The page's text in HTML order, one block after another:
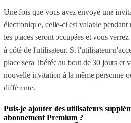
Une fois que vous avez envoyé une
électronique, celle-ci est valable pendant
les places seront occupées et vous
à côté de l'utilisateur. Si l'utilisateur
place sera libérée au bout de 30 jours et
nouvelle invitation à la même personne
différente.
Puis-je ajouter des utilisateurs
abonnement Premium ?